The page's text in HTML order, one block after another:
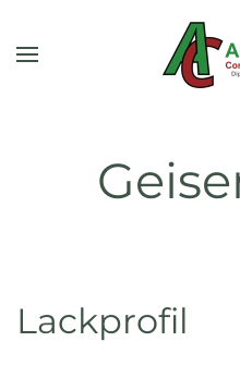
Skip to main content
Lackprofil